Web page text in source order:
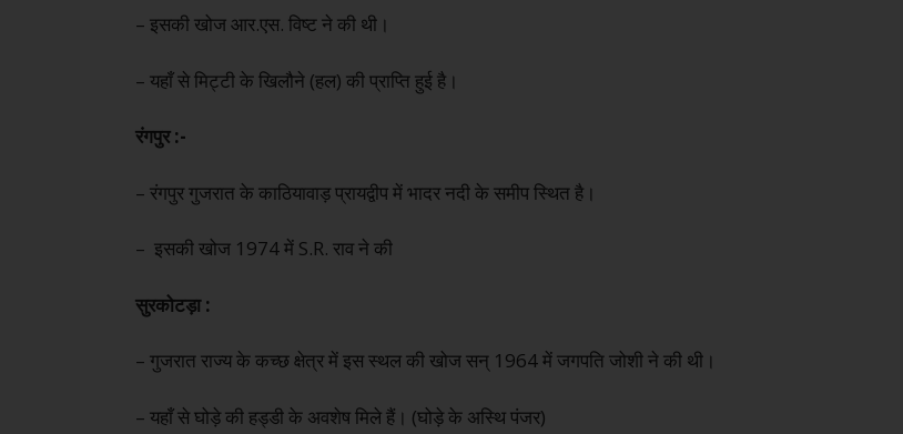
– इसकी खोज आर.एस. विष्ट ने की थी।
– यहाँ से मिट्टी के खिलौने (हल) की प्राप्ति हुई है।
रंगपुर :-
– रंगपुर गुजरात के काठियावाड़ प्रायद्वीप में भादर नदी के समीप स्थित है।
– इसकी खोज 1974 में S.R. राव ने की
सुरकोटड़ा :
– गुजरात राज्य के कच्छ क्षेत्र में इस स्थल की खोज सन् 1964 में जगपति जोशी ने की थी।
– यहाँ से घोड़े की हड्डी के अवशेष मिले हैं। (घोड़े के अस्थि पंजर)